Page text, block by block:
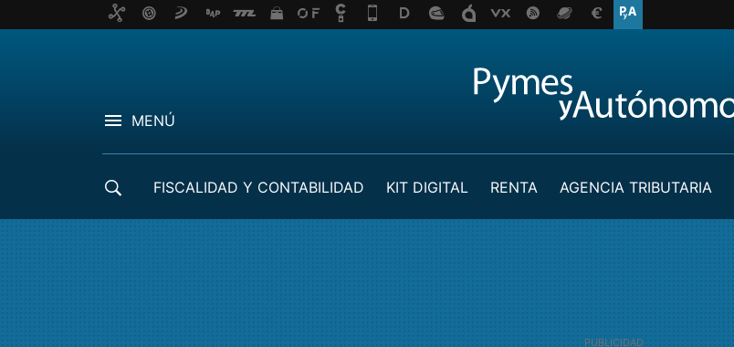
MENÚ
FISCALIDAD Y CONTABILIDAD KIT DIGITAL RENTA AGENCIA TRIBUTARIA